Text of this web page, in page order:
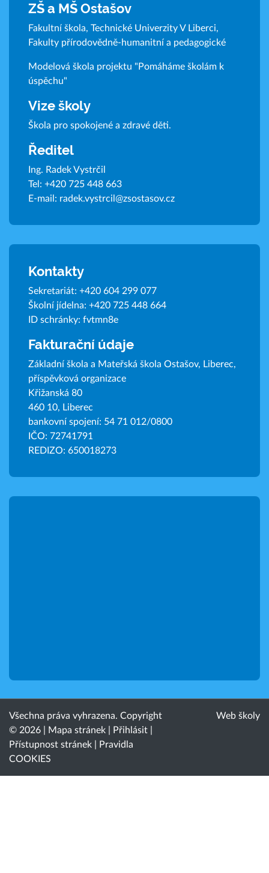
ZŠ a MŠ Ostašov
Fakultní škola, Technické Univerzity V Liberci,
Fakulty přírodovědně-humanitní a pedagogické
Modelová škola projektu "Pomáháme školám k
úspěchu"
Vize školy
Škola pro spokojené a zdravé děti.
Ředitel
Ing. Radek Vystrčil
Tel: +420 725 448 663
E-mail: radek.vystrcil@zsostasov.cz
Kontakty
Sekretariát: +420 604 299 077
Školní jídelna: +420 725 448 664
ID schránky: fvtmn8e
Fakturační údaje
Základní škola a Mateřská škola Ostašov, Liberec,
příspěvková organizace
Křižanská 80
460 10, Liberec
bankovní spojení: 54 71 012/0800
IČO: 72741791
REDIZO: 650018273
Všechna práva vyhrazena. Copyright
© 2026 |
Mapa stránek Přihlásit
Přístupnost stránek
Pravidla
COOKIES
Web školy